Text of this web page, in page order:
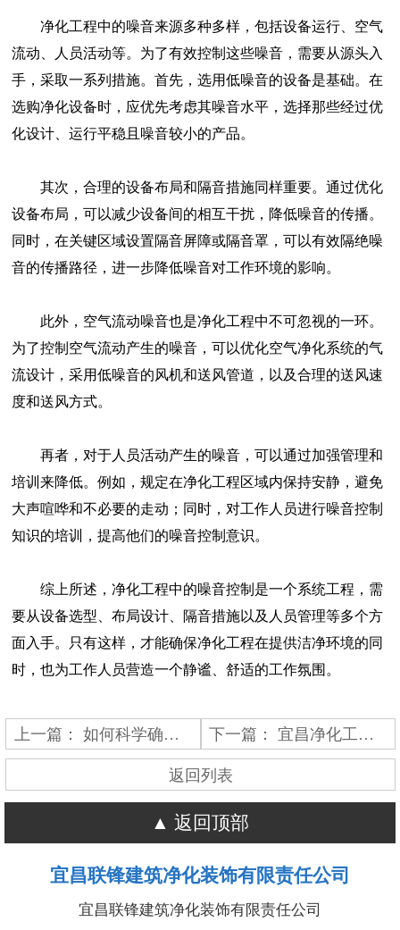
净化工程中的噪音来源多种多样，包括设备运行、空气
流动、人员活动等。为了有效控制这些噪音，需要从源头入
手，采取一系列措施。首先，选用低噪音的设备是基础。在
选购净化设备时，应优先考虑其噪音水平，选择那些经过优
化设计、运行平稳且噪音较小的产品。
其次，合理的设备布局和隔音措施同样重要。通过优化
设备布局，可以减少设备间的相互干扰，降低噪音的传播。
同时，在关键区域设置隔音屏障或隔音罩，可以有效隔绝噪
音的传播路径，进一步降低噪音对工作环境的影响。
此外，空气流动噪音也是净化工程中不可忽视的一环。
为了控制空气流动产生的噪音，可以优化空气净化系统的气
流设计，采用低噪音的风机和送风管道，以及合理的送风速
度和送风方式。
再者，对于人员活动产生的噪音，可以通过加强管理和
培训来降低。例如，规定在净化工程区域内保持安静，避免
大声喧哗和不必要的走动；同时，对工作人员进行噪音控制
知识的培训，提高他们的噪音控制意识。
综上所述，净化工程中的噪音控制是一个系统工程，需
要从设备选型、布局设计、隔音措施以及人员管理等多个方
面入手。只有这样，才能确保净化工程在提供洁净环境的同
时，也为工作人员营造一个静谧、舒适的工作氛围。
上一篇： 如何科学确定车间净化的换气次数呢？ 下一篇： 宜昌净化工程的排水系统维护工作指南
返回列表
返回顶部
宜昌联锋建筑净化装饰有限责任公司
宜昌联锋建筑净化装饰有限责任公司